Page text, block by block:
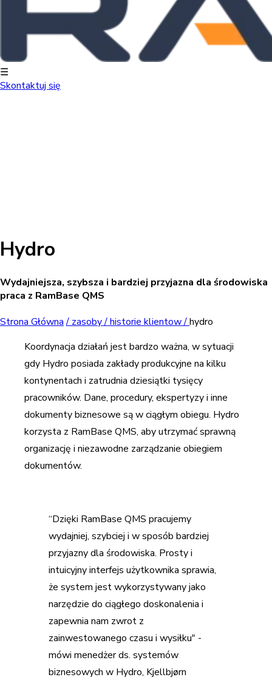
☰
Skontaktuj się
Hydro
Wydajniejsza, szybsza i bardziej przyjazna dla środowiska
praca z RamBase QMS
Strona Główna / zasoby /historie klientow /hydro
Koordynacja działań jest bardzo ważna, w sytuacji
gdy Hydro posiada zakłady produkcyjne na kilku
kontynentach i zatrudnia dziesiątki tysięcy
pracowników. Dane, procedury, ekspertyzy i inne
dokumenty biznesowe są w ciągłym obiegu. Hydro
korzysta z RamBase QMS, aby utrzymać sprawną
organizację i niezawodne zarządzanie obiegiem
dokumentów.
“Dzięki RamBase QMS pracujemy
wydajniej, szybciej i w sposób bardziej
przyjazny dla środowiska. Prosty i
intuicyjny interfejs użytkownika sprawia,
że system jest wykorzystywany jako
narzędzie do ciągłego doskonalenia i
zapewnia nam zwrot z
zainwestowanego czasu i wysiłku" -
mówi menedżer ds. systemów
biznesowych w Hydro, Kjellbjørn